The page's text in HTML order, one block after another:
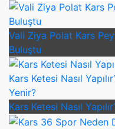
Vali Ziya Polat Kars
Buluştu
Kars Ketesi Nasıl
Yenir?
Kars Ketesi Nasıl